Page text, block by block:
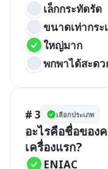
เล็กกระทัดรัด
ขนาดเท่ากระ
ใหญ่มาก
พกพาได้สะดว
# 3 เลือกประเภท
อะไรคือชื่อของ
เครื่องแรก?
ENIAC